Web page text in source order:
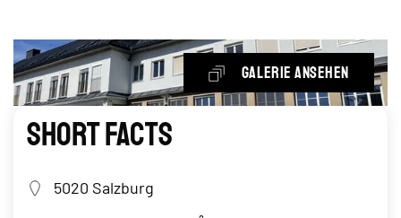
Galerie ansehen
Short Facts
5020 Salzburg